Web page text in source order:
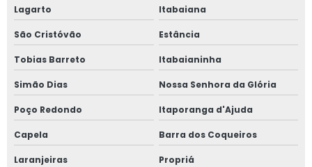
Lagarto Itabaiana
São Cristóvão Estância
Tobias Barreto Itabaianinha
Simão Dias Nossa Senhora da Glória
Poço Redondo Itaporanga d'Ajuda
Capela Barra dos Coqueiros
Laranjeiras Propriá